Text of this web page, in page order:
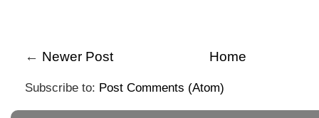
← Newer Post Home
Subscribe to: Post Comments (Atom)